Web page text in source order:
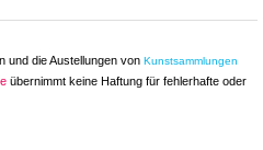
und die Austellungen von Kunstsammlungen
übernimmt keine Haftung für fehlerhafte oder